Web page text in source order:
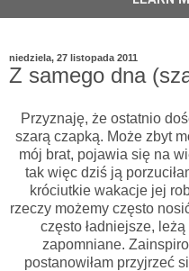
niedziela, 27 listopada 2011
Z samego dna
Przyznaję, że ostatnio
szarą czapką. Może zbyt
mój brat, pojawia się na
tak więc dziś ją
króciutkie wakacje jej
rzeczy możemy często
często ładniejsze,
zapomniane.
postanowiłam przyjrzeć